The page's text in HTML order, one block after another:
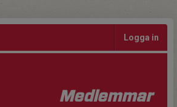
Logga in
Medlemmar